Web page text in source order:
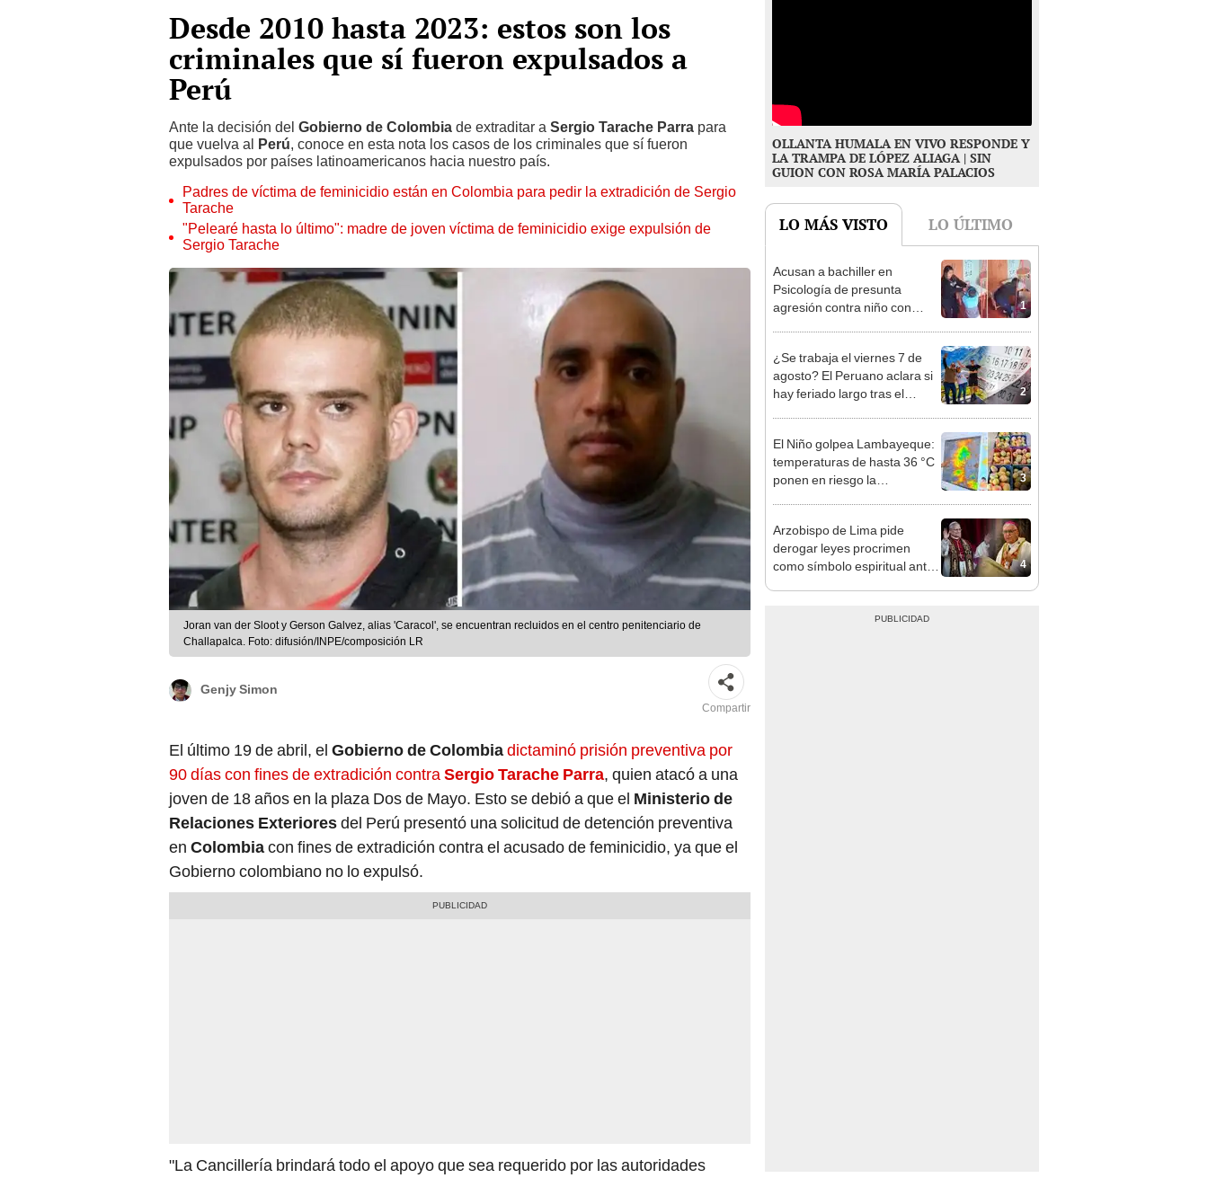
Desde 2010 hasta 2023: estos son los
criminales que sí fueron expulsados a
Perú
Ante la decisión del Gobierno de Colombia de extraditar a Sergio Tarache Parra para
que vuelva al Perú, conoce en esta nota los casos de los criminales que sí fueron
expulsados por países latinoamericanos hacia nuestro país.
Padres de víctima de feminicidio están en Colombia para pedir la extradición de Sergio
Tarache
"Pelearé hasta lo último": madre de joven víctima de feminicidio exige expulsión de
Sergio Tarache
Joran van der Sloot y Gerson Galvez, alias 'Caracol', se encuentran recluidos en el centro penitenciario de
Challapalca. Foto: difusión/INPE/composición LR
Genjy Simon
Compartir
El último 19 de abril, el Gobierno de Colombiadictaminó prisión preventiva por
90 días con fines de extradición contraSergio Tarache Parra, quien atacó a una
joven de 18 años en la plaza Dos de Mayo. Esto se debió a que el Ministerio de
Relaciones Exterioresdel Perú presentó una solicitud de detención preventiva
en Colombiacon fines de extradición contra el acusado de feminicidio, ya que el
Gobierno colombiano no lo expulsó.
"La Cancillería brindará todo el apoyo que sea requerido por las autoridades
OLLANTA HUMALA EN VIVO RESPONDE Y
LA TRAMPA DE LÓPEZ ALIAGA | SIN
GUION CON ROSA MARÍA PALACIOS
LO MÁS VISTO LO ÚLTIMO
1
Acusan a bachiller en
Psicología de presunta
agresión contra niño con
2
¿Se trabaja el viernes 7 de
agosto? El Peruano aclara si
hay feriado largo tras el
3
El Niño golpea Lambayeque:
temperaturas de hasta 36 °C
ponen en riesgo la
4
Arzobispo de Lima pide
derogar leyes procrimen
como símbolo espiritual ante